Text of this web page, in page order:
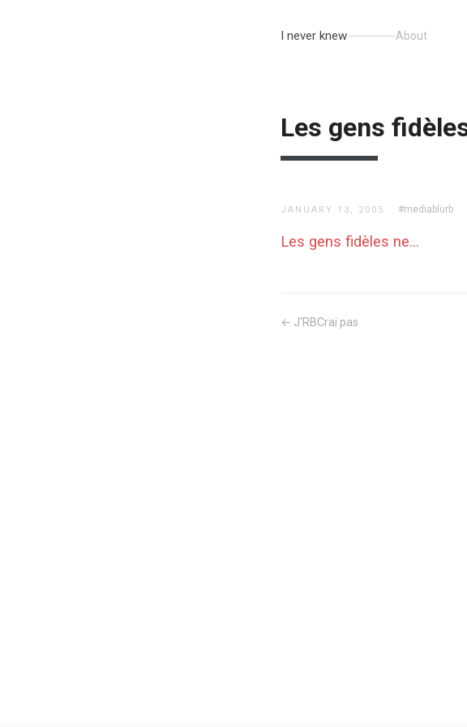
I never knew About
Les gens
JANUARY 13, 2005 #mediablurb
Les gens fidèles ne…
← J'RBCrai pas